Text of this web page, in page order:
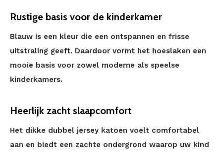
Rustige basis voor de kinderkamer
Blauw is een kleur die een ontspannen en frisse
uitstraling geeft. Daardoor vormt het hoeslaken een
mooie basis voor zowel moderne als speelse
kinderkamers.
Heerlijk zacht slaapcomfort
Het dikke dubbel jersey katoen voelt comfortabel
aan en biedt een zachte ondergrond waarop uw kind